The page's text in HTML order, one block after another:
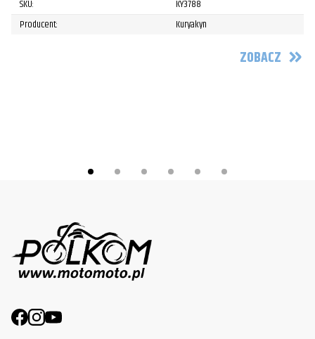
SKU:
KY3788
Producent:
Kuryakyn
ZOBACZ